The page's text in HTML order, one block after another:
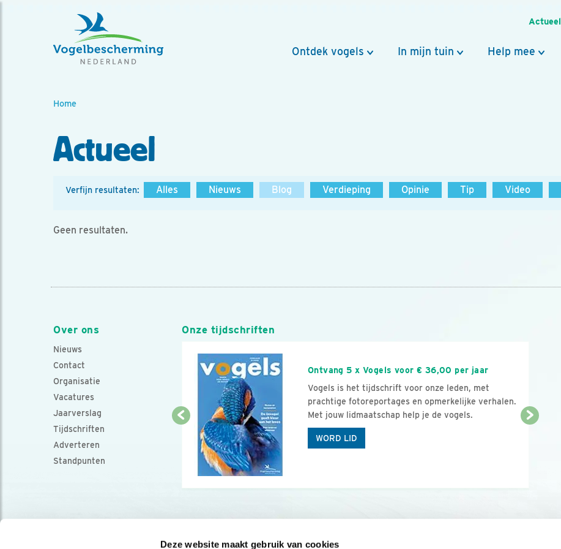
Deze website maakt gebruik van cookies
Actueel
Ontdek vogels In mijn tuin Help mee
Home
Actueel
Verfijn resultaten: Alles Nieuws Blog Verdieping Opinie Tip Video
Geen resultaten.
Over ons
Nieuws
Contact
Organisatie
Vacatures
Jaarverslag
Tijdschriften
Adverteren
Standpunten
Onze tijdschriften
Ontvang 5 x Vogels voor € 36,00 per jaar
Vogels is het tijdschrift voor onze leden, met
prachtige fotoreportages en opmerkelijke verhalen.
Met jouw lidmaatschap help je de vogels.
WORD LID